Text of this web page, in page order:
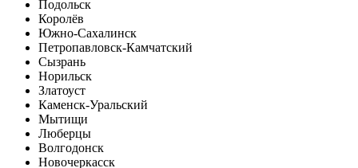
Подольск
Королёв
Южно-Сахалинск
Петропавловск-Камчатский
Сызрань
Норильск
Златоуст
Каменск-Уральский
Мытищи
Люберцы
Волгодонск
Новочеркасск